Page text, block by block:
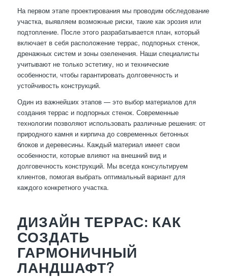
На первом этапе проектирования мы проводим обследование
участка, выявляем возможные риски, такие как эрозия или
подтопление. После этого разрабатывается план, который
включает в себя расположение террас, подпорных стенок,
дренажных систем и зоны озеленения. Наши специалисты
учитывают не только эстетику, но и технические
особенности, чтобы гарантировать долговечность и
устойчивость конструкций.
Один из важнейших этапов — это выбор материалов для
создания террас и подпорных стенок. Современные
технологии позволяют использовать различные решения: от
природного камня и кирпича до современных бетонных
блоков и деревесины. Каждый материал имеет свои
особенности, которые влияют на внешний вид и
долговечность конструкций. Мы всегда консультируем
клиентов, помогая выбрать оптимальный вариант для
каждого конкретного участка.
ДИЗАЙН ТЕРРАС: КАК
СОЗДАТЬ
ГАРМОНИЧНЫЙ
ЛАНДШАФТ?